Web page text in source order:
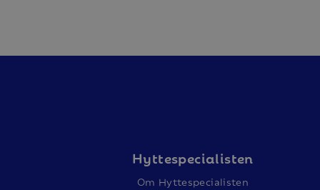
Bilder som visas är exempelbilder.
Som standard hos oss finns en barnstol
Varken slutstädning, lakan eller
Hyttespecialisten
Om Hyttespecialisten